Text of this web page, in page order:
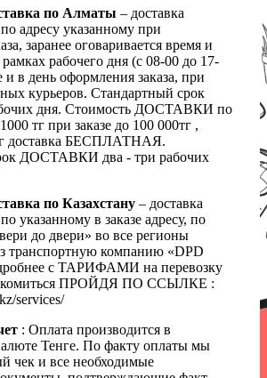
по Алматы – доставка
адресу указанному при
заранее оговаривается время и
рабочего дня (с 08-00 до 17-
и в день оформления заказа, при
курьеров. Стандартный срок
дня. Стоимость ДОСТАВКИ по
тг при заказе до 100 000тг ,
доставка БЕСПЛАТНАЯ.
ДОСТАВКИ два - три рабочих
по Казахстану – доставка
указанному в заказе адресу, по
до двери» во все регионы
транспортную компанию «DPD
с ТАРИФАМИ на перевозку
ПРОЙДЯ ПО ССЫЛКЕ :
services/
: Оплата производится в
Тенге. По факту оплаты мы
чек и все необходимые